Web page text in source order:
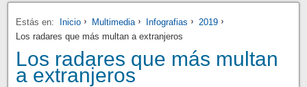
Estás en: Inicio Multimedia Infografias
2019
Los radares que más multan a extranjeros
Los radares que más multan
a extranjeros